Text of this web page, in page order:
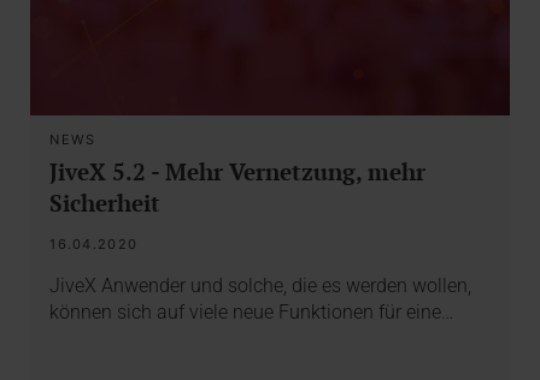
NEWS
JiveX 5.2 - Mehr Vernetzung, mehr
Sicherheit
16.04.2020
JiveX Anwender und solche, die es werden wollen,
können sich auf viele neue Funktionen für eine…